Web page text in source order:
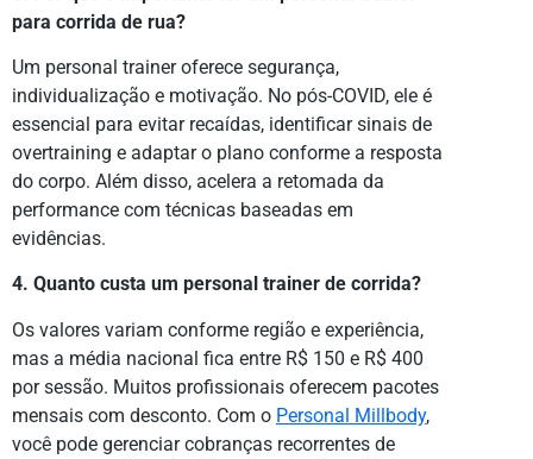
para corrida de rua?
Um personal trainer oferece segurança,
individualização e motivação. No pós-COVID, ele é
essencial para evitar recaídas, identificar sinais de
overtraining e adaptar o plano conforme a resposta
do corpo. Além disso, acelera a retomada da
performance com técnicas baseadas em
evidências.
4. Quanto custa um personal trainer de corrida?
Os valores variam conforme região e experiência,
mas a média nacional fica entre R$ 150 e R$ 400
por sessão. Muitos profissionais oferecem pacotes
mensais com desconto. Com o Personal Millbody,
você pode gerenciar cobranças recorrentes de